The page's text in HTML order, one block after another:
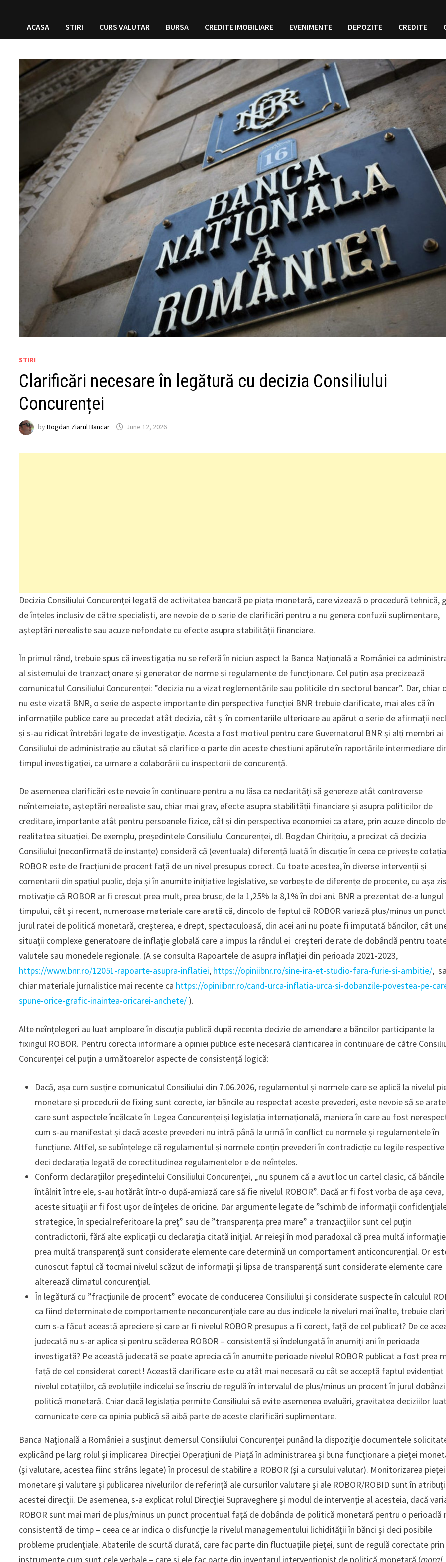
ACASA STIRI CURS VALUTAR BURSA CREDITE IMOBILIARE EVENIMENTE DEPOZITE CREDITE
STIRI
Clarificări necesare în legătură cu decizia Consiliului
Concurenței
byBogdan Ziarul Bancar June 12, 2026
Decizia Consiliului Concurenței legată de activitatea bancară pe piața monetară, care vizează o procedură tehnică,
de înțeles inclusiv de către specialiști, are nevoie de o serie de clarificări pentru a nu genera confuzii suplimentare,
așteptări nerealiste sau acuze nefondate cu efecte asupra stabilității financiare.
În primul rând, trebuie spus că investigația nu se referă în niciun aspect la Banca Națională a României ca
al sistemului de tranzacționare și generator de norme și regulamente de funcționare. Cel puțin așa precizează
comunicatul Consiliului Concurenței: ”decizia nu a vizat reglementările sau politicile din sectorul bancar”. Dar, chiar
nu este vizată BNR, o serie de aspecte importante din perspectiva funcției BNR trebuie clarificate, mai ales că în
informațiile publice care au precedat atât decizia, cât și în comentariile ulterioare au apărut o serie de afirmații
și s-au ridicat întrebări legate de investigație. Acesta a fost motivul pentru care Guvernatorul BNR și alți membri ai
Consiliului de administrație au căutat să clarifice o parte din aceste chestiuni apărute în raportările intermediare
timpul investigației, ca urmare a colaborării cu inspectorii de concurență.
De asemenea clarificări este nevoie în continuare pentru a nu lăsa ca neclarități să genereze atât controverse
neîntemeiate, așteptări nerealiste sau, chiar mai grav, efecte asupra stabilității financiare și asupra politicilor de
creditare, importante atât pentru persoanele fizice, cât și din perspectiva economiei ca atare, prin acuze dincolo de
realitatea situației. De exemplu, președintele Consiliului Concurenței, dl. Bogdan Chirițoiu, a precizat că decizia
Consiliului (neconfirmată de instanțe) consideră că (eventuala) diferență luată în discuție în ceea ce privește cotația
ROBOR este de fracțiuni de procent față de un nivel presupus corect. Cu toate acestea, în diverse intervenții și
comentarii din spațiul public, deja și în anumite inițiative legislative, se vorbește de diferențe de procente, cu așa
motivație că ROBOR ar fi crescut prea mult, prea brusc, de la 1,25% la 8,1% în doi ani. BNR a prezentat de-a lungul
timpului, cât și recent, numeroase materiale care arată că, dincolo de faptul că ROBOR variază plus/minus un
jurul ratei de politică monetară, creșterea, e drept, spectaculoasă, din acei ani nu poate fi imputată băncilor, cât
situații complexe generatoare de inflație globală care a impus la rândul ei creșteri de rate de dobândă pentru
valutele sau monedele regionale. (A se consulta Rapoartele de asupra inflației din perioada 2021-2023,
https://www.bnr.ro/12051-rapoarte-asupra-inflatiei, https://opiniibnr.ro/sine-ira-et-studio-fara-furie-si-ambitie/,
chiar materiale jurnalistice mai recente ca https://opiniibnr.ro/cand-urca-inflatia-urca-si-dobanzile-povestea-pe-
spune-orice-grafic-inaintea-oricarei-anchete/ ).
Alte neînțelegeri au luat amploare în discuția publică după recenta decizie de amendare a băncilor participante la
fixingul ROBOR. Pentru corecta informare a opiniei publice este necesară clarificarea în continuare de către
Concurenței cel puțin a următoarelor aspecte de consistență logică:
Dacă, așa cum susține comunicatul Consiliului din 7.06.2026, regulamentul și normele care se aplică la nivelul
monetare și procedurii de fixing sunt corecte, iar băncile au respectat aceste prevederi, este nevoie să se arate
care sunt aspectele încălcate în Legea Concurenței și legislația internațională, maniera în care au fost
cum s-au manifestat și dacă aceste prevederi nu intră până la urmă în conflict cu normele și regulamentele în
funcțiune. Altfel, se subînțelege că regulamentul și normele conțin prevederi în contradicție cu legile respective
deci declarația legată de corectitudinea regulamentelor e de neînțeles.
Conform declarațiilor președintelui Consiliului Concurenței, „nu spunem că a avut loc un cartel clasic, că
întâlnit între ele, s-au hotărât într-o după-amiază care să fie nivelul ROBOR”. Dacă ar fi fost vorba de așa ceva,
aceste situații ar fi fost ușor de înțeles de oricine. Dar argumente legate de ”schimb de informații
strategice, în special referitoare la preț” sau de ”transparența prea mare” a tranzacțiilor sunt cel puțin
contradictorii, fără alte explicații cu declarația citată inițial. Ar reieși în mod paradoxal că prea multă
prea multă transparență sunt considerate elemente care determină un comportament anticoncurențial. Or
cunoscut faptul că tocmai nivelul scăzut de informații și lipsa de transparență sunt considerate elemente care
alterează climatul concurențial.
În legătură cu ”fracțiunile de procent” evocate de conducerea Consiliului și considerate suspecte în calculul
ca fiind determinate de comportamente neconcurențiale care au dus indicele la niveluri mai înalte, trebuie
cum s-a făcut această apreciere și care ar fi nivelul ROBOR presupus a fi corect, față de cel publicat? De ce
judecată nu s-ar aplica și pentru scăderea ROBOR – consistentă și îndelungată în anumiți ani în perioada
investigată? Pe această judecată se poate aprecia că în anumite perioade nivelul ROBOR publicat a fost prea
față de cel considerat corect! Această clarificare este cu atât mai necesară cu cât se acceptă faptul evidențiat
nivelul cotațiilor, că evoluțiile indicelui se înscriu de regulă în intervalul de plus/minus un procent în jurul
politică monetară. Chiar dacă legislația permite Consiliului să evite asemenea evaluări, gravitatea deciziilor
comunicate cere ca opinia publică să aibă parte de aceste clarificări suplimentare.
Banca Națională a României a susținut demersul Consiliului Concurenței punând la dispoziție documentele
explicând pe larg rolul și implicarea Direcției Operațiuni de Piață în administrarea și buna funcționare a pieței
(și valutare, acestea fiind strâns legate) în procesul de stabilire a ROBOR (și a cursului valutar). Monitorizarea pieței
monetare și valutare și publicarea nivelurilor de referință ale cursurilor valutare și ale ROBOR/ROBID sunt în
acestei direcții. De asemenea, s-a explicat rolul Direcției Supraveghere și modul de intervenție al acesteia, dacă
ROBOR sunt mai mari de plus/minus un punct procentual față de dobânda de politică monetară pentru o perioadă
consistentă de timp – ceea ce ar indica o disfuncție la nivelul managementului lichidității în bănci și deci posibile
probleme prudențiale. Abaterile de scurtă durată, care fac parte din fluctuațiile pieței, sunt de regulă corectate
instrumente cum sunt cele verbale – care și ele fac parte din inventarul intervenționist de politică monetară (moral